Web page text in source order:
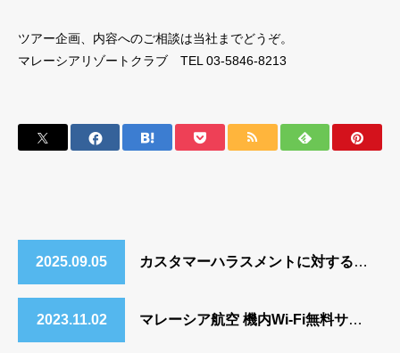
ツアー企画、内容へのご相談は当社までどうぞ。
マレーシアリゾートクラブ TEL 03-5846-8213
2025.09.05 カスタマーハラスメントに対する行動指針について
2023.11.02 マレーシア航空 機内Wi-Fi無料サービス開始のご案内